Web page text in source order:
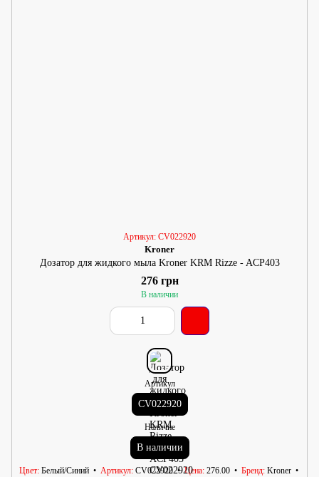
Артикул: CV022920
Kroner
Дозатор для жидкого мыла Kroner KRM Rizze - ACP403
276 грн
В наличии
Артикул
CV022920
Наличие
В наличии
Цвет Белый/Синий Артикул CV022920 Цена 276.00 Бренд Kroner